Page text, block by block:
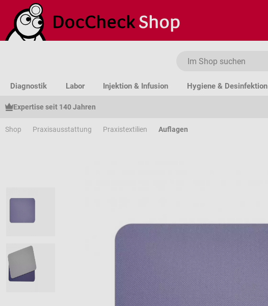
Hauptinhalt springen
Zur Suche springen
Zur Hauptnavigation springen
Diagnostik Labor Injektion & Infusion Hygiene & Desinfektion
Expertise seit 140 Jahren
Shop Praxisausstattung Praxistextilien Auflagen